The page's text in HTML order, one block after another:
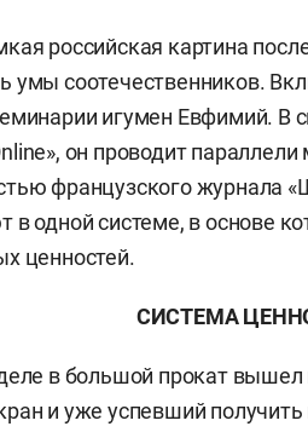
российская картина
умы соотечественников.
игумен Евфимий. В
он проводит
французского журнала
в одной системе, в основе
ценностей.
СИСТЕМА
в большой прокат
и уже успевший